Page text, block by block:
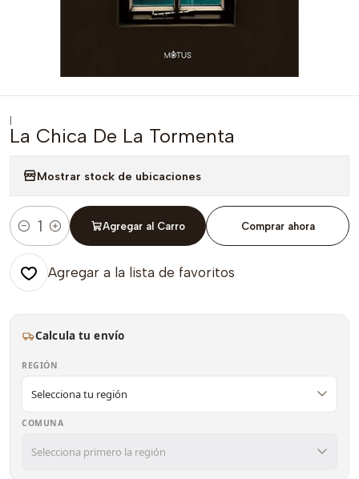
|
La Chica De La Tormenta
Mostrar stock de ubicaciones
Cantidad
Agregar al Carro Comprar ahora
Agregar a la lista de favoritos
Calcula tu envío
REGIÓN
COMUNA